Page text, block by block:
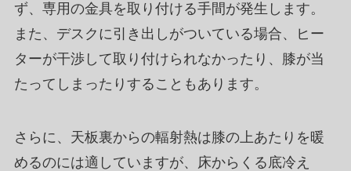
ず、専用の金具を取り付ける手間が発生します。
また、デスクに引き出しがついている場合、ヒー
ターが干渉して取り付けられなかったり、膝が当
たってしまったりすることもあります。
さらに、天板裏からの輻射熱は膝の上あたりを暖
めるのには適していますが、床からくる底冷え